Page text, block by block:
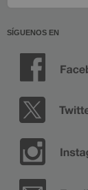
SÍGUENOS EN